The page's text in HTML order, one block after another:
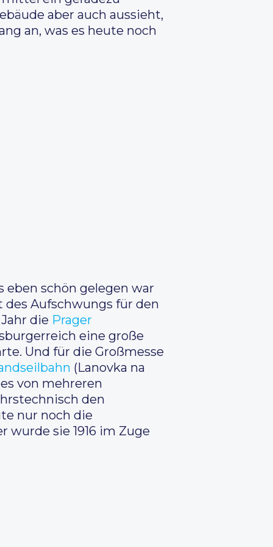
aber auch aussieht,
an, was es heute noch
eben schön gelegen war
Aufschwungs für den
die Prager
eine große
Und für die Großmesse
(Lanovka na
von mehreren
den
nur noch die
wurde sie 1916 im Zuge